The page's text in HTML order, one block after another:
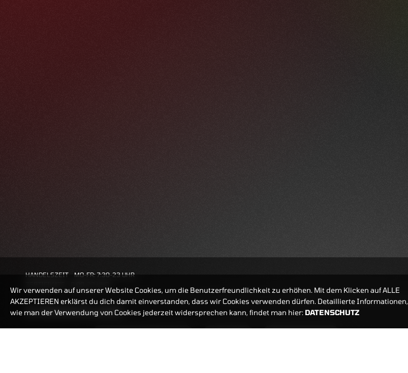
BANKEINSTELLUNGEN
HANDELSZEIT
MO-FR: 7:30-23 UHR
Wir verwenden auf unserer Website Cookies, um die Benutzerfreundlichkeit zu erhöhen. Mit dem Klicken auf ALLE
AKZEPTIEREN erklärst du dich damit einverstanden, dass wir Cookies verwenden dürfen. Detaillierte Informationen,
wie man der Verwendung von Cookies jederzeit widersprechen kann, findet man hier: DATENSCHUTZ